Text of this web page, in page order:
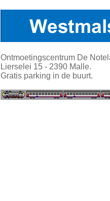
Ontmoetingscentrum De
Lierselei 15 - 2390 Malle.
Gratis parking in de buurt.